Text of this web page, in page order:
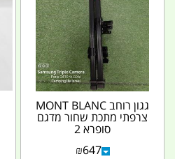
גגון רוחב MONT BLANC
צרפתי מתכת שחור מדגם
סופרא 2
₪647